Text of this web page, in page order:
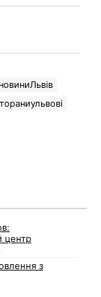
новиниЛьвів
центр
з